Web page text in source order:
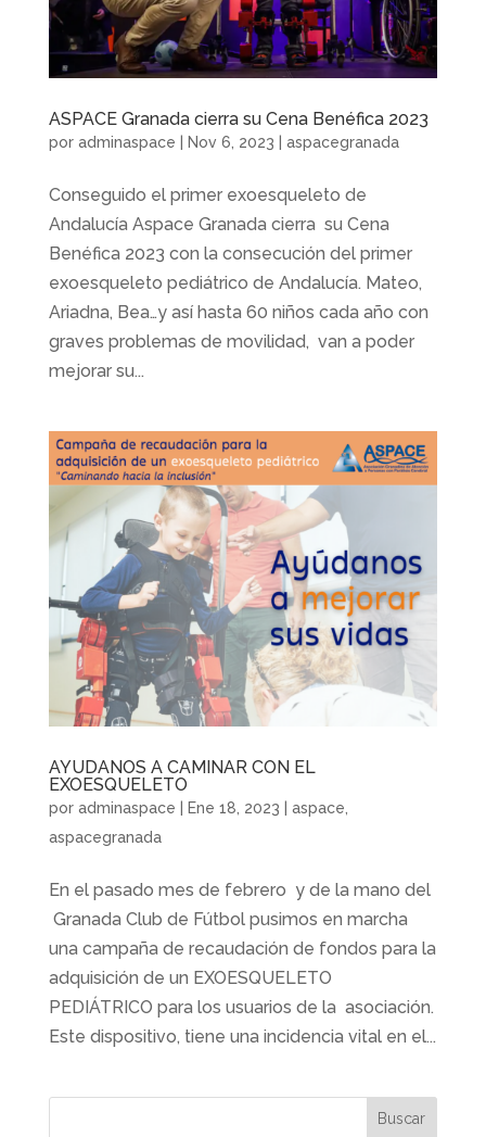
ASPACE Granada cierra su Cena Benéfica 2023
por adminaspace Nov 6, 2023 aspacegranada
Conseguido el primer exoesqueleto de
Andalucía Aspace Granada cierra su Cena
Benéfica 2023 con la consecución del primer
exoesqueleto pediátrico de Andalucía. Mateo,
Ariadna, Bea…y así hasta 60 niños cada año con
graves problemas de movilidad, van a poder
mejorar su...
AYUDANOS A CAMINAR CON EL
EXOESQUELETO
por adminaspace | Ene 18, 2023 | aspace
aspacegranada
En el pasado mes de febrero y de la mano del
Granada Club de Fútbol pusimos en marcha
una campaña de recaudación de fondos para la
adquisición de un EXOESQUELETO
PEDIÁTRICO para los usuarios de la asociación.
Este dispositivo, tiene una incidencia vital en el...